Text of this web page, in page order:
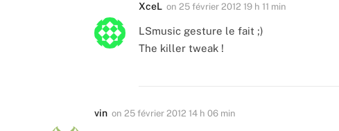
XceL on 25 février 2012 19 h 11 min
LSmusic gesture le fait ;)
The killer tweak !
vin on 25 février 2012 14 h 06 min